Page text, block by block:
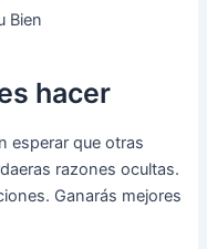
hacer
esperar que otras
razones ocultas.
Ganarás mejores